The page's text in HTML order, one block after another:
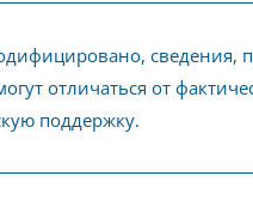
сведения,
отличаться от
поддержку.